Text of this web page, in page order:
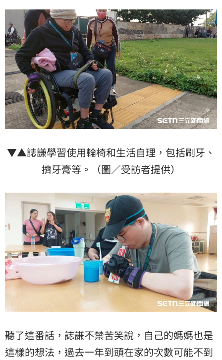
▼▲誌謙學習使用輪椅和生活自理，包括刷牙、
擠牙膏等。（圖／受訪者提供）
聽了這番話，誌謙不禁苦笑說，自己的媽媽也是
這樣的想法，過去一年到頭在家的次數可能不到